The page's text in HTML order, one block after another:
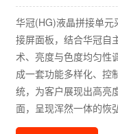
华冠(HG)液晶拼接单
接屏面板，结合华冠自
术、亮度与色度均匀性
成一套功能多样化、控
统，为客户展现出高亮
面，呈现浑然一体的恢